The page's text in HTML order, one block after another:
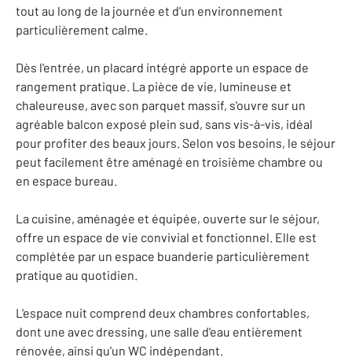
tout au long de la journée et d'un environnement
particulièrement calme.
Dès l'entrée, un placard intégré apporte un espace de
rangement pratique. La pièce de vie, lumineuse et
chaleureuse, avec son parquet massif, s'ouvre sur un
agréable balcon exposé plein sud, sans vis-à-vis, idéal
pour profiter des beaux jours. Selon vos besoins, le séjour
peut facilement être aménagé en troisième chambre ou
en espace bureau.
La cuisine, aménagée et équipée, ouverte sur le séjour,
offre un espace de vie convivial et fonctionnel. Elle est
complétée par un espace buanderie particulièrement
pratique au quotidien.
L'espace nuit comprend deux chambres confortables,
dont une avec dressing, une salle d'eau entièrement
rénovée, ainsi qu'un WC indépendant.